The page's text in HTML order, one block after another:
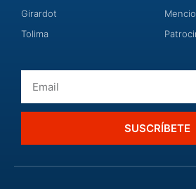
Girardot
Tolima
SUSCRÍBETE